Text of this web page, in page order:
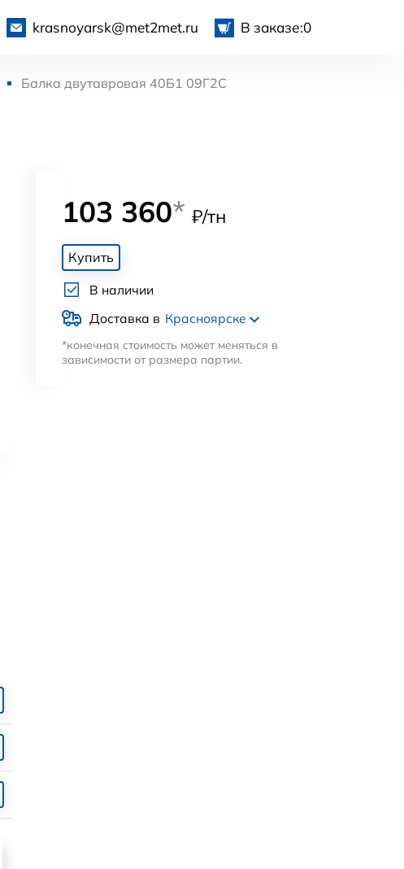
krasnoyarsk@met2met.ru В заказе:0
Балка двутавровая 40Б1 09Г2С
103 360* ₽/тн
Купить
В наличии
Доставка в Красноярске
*конечная стоимость может меняться в
зависимости от размера партии.